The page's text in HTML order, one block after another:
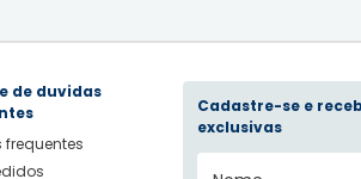
de duvidas
frequentes
Cadastre-se e
exclusivas